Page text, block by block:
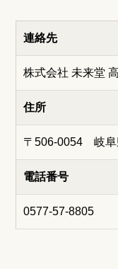
連絡先
株式会社 未来堂
住所
〒506-0054 岐阜
電話番号
0577-57-8805